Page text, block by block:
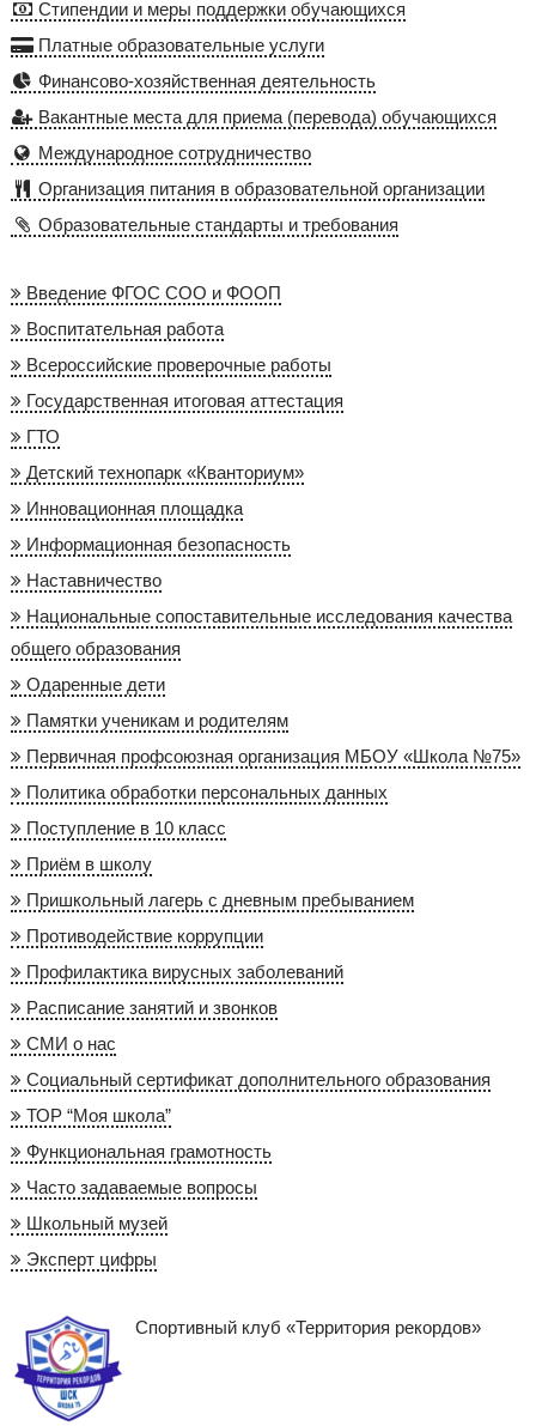
Стипендии и меры поддержки обучающихся
Платные образовательные услуги
Финансово-хозяйственная деятельность
Вакантные места для приема (перевода) обучающихся
Международное сотрудничество
Организация питания в образовательной организации
Образовательные стандарты и требования
Введение ФГОС СОО и ФООП
Воспитательная работа
Всероссийские проверочные работы
Государственная итоговая аттестация
ГТО
Детский технопарк «Кванториум»
Инновационная площадка
Информационная безопасность
Наставничество
Национальные сопоставительные исследования качества
общего образования
Одаренные дети
Памятки ученикам и родителям
Первичная профсоюзная организация МБОУ «Школа №75»
Политика обработки персональных данных
Поступление в 10 класс
Приём в школу
Пришкольный лагерь с дневным пребыванием
Противодействие коррупции
Профилактика вирусных заболеваний
Расписание занятий и звонков
СМИ о нас
Социальный сертификат дополнительного образования
ТОР “Моя школа”
Функциональная грамотность
Часто задаваемые вопросы
Школьный музей
Эксперт цифры
Спортивный клуб «Территория рекордов»